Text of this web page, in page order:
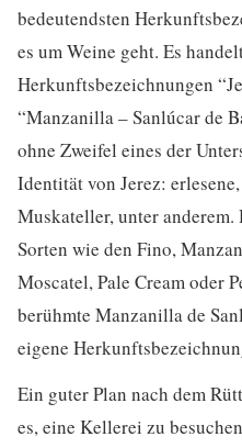
bedeutendsten
es um Weine geht. Es
Herkunftsbezeichnungen
“Manzanilla – Sanlúcar de
ohne Zweifel eines der
Identität von Jerez:
Muskateller, unter anderem.
Sorten wie den Fino,
Moscatel, Pale Cream oder
berühmte Manzanilla de
eigene
Ein guter Plan nach dem
es, eine Kellerei zu